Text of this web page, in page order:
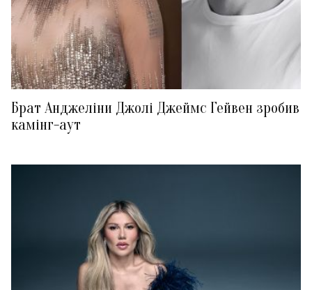
Брат Анджеліни Джолі Джеймс Гейвен зробив
камінг-аут